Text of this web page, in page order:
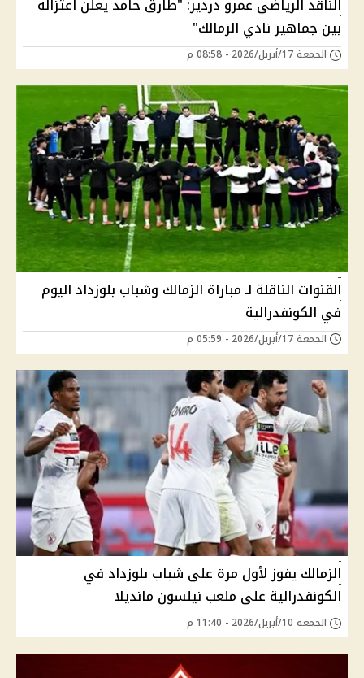
الناقد الرياضي عمرو دردير: "طارق حامد يعلن اعتزاله
بين جماهير نادي الزمالك"
الجمعة 17/أبريل/2026 - 08:58 م
القنوات الناقلة لـ مباراة الزمالك وشباب بلوزداد اليوم
في الكونفدرالية
الجمعة 17/أبريل/2026 - 05:59 م
الزمالك يفوز لأول مرة على شباب بلوزداد في
الكونفدرالية على ملعب نيلسون مانديلا
الجمعة 10/أبريل/2026 - 11:40 م